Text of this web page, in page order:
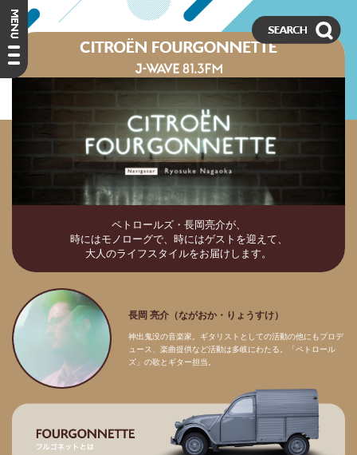
ペトロールズ・長岡亮介が、
時にはモノローグで、時にはゲストを迎えて、
大人のライフスタイルをお届けします。
長岡 亮介（ながおか・りょうすけ）
神出鬼没の音楽家。ギタリストとしての活動の他にもプロデ
ュース、楽曲提供など活動は多岐にわたる。「ペトロール
ズ」の歌とギター担当。